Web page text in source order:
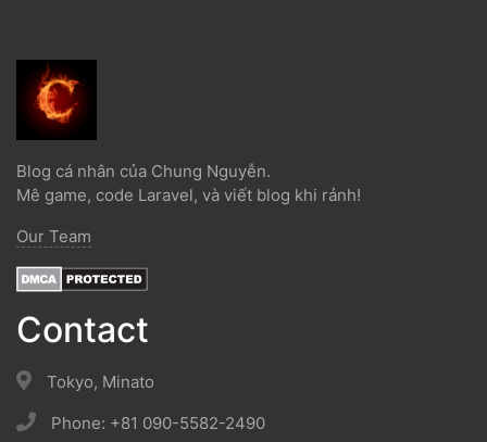
Blog cá nhân của Chung Nguyễn.
Mê game, code Laravel, và viết blog khi rảnh!
Our Team
Contact
Tokyo, Minato
Phone: +81 090-5582-2490